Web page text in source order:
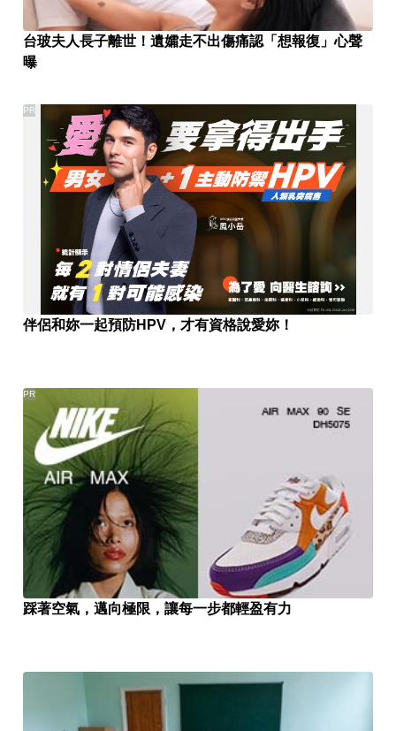
台玻夫人長子離世！遺孀走不出傷痛認「想報復」心聲
曝
伴侶和妳一起預防HPV，才有資格說愛妳！
PR
踩著空氣，邁向極限，讓每一步都輕盈有力
PR